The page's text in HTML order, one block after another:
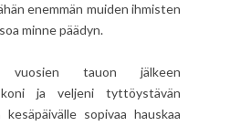
enemmän muiden ihmisten
minne päädyn.
vuosien tauon jälkeen
ja veljeni tyttöystävän
sopivaa hauskaa